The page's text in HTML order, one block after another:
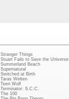
Stranger Things
Stuart Fails to Save the Universe
Summerland Beach
Supernatural
Switched at Birth
Taras Welten
Teen Wolf
Terminator: S.C.C.
The 100